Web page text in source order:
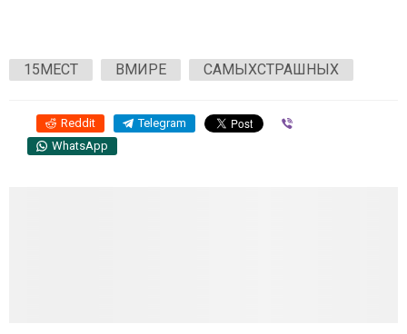
15МЕСТ ВМИРЕ САМЫХСТРАШНЫХ
Reddit Telegram
WhatsApp